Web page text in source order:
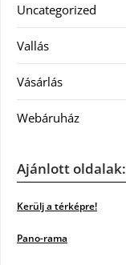
Uncategorized
Vallás
Vásárlás
Webáruház
Ajánlott oldalak:
Kerülj a térképre!
Pano-rama